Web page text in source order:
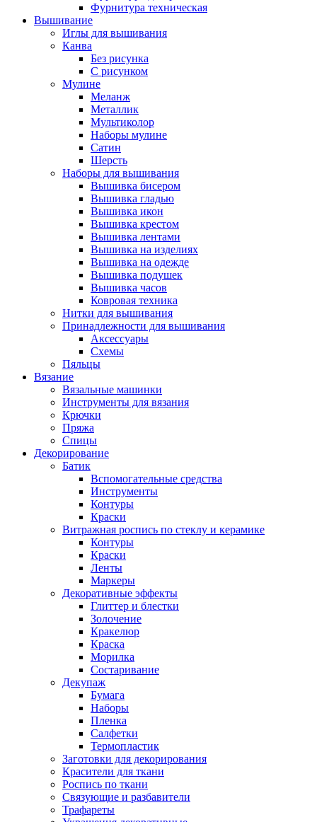
Фурнитура техническая
Вышивание
Иглы для вышивания
Канва
Без рисунка
С рисунком
Мулине
Меланж
Металлик
Мультиколор
Наборы мулине
Сатин
Шерсть
Наборы для вышивания
Вышивка бисером
Вышивка гладью
Вышивка икон
Вышивка крестом
Вышивка лентами
Вышивка на изделиях
Вышивка на одежде
Вышивка подушек
Вышивка часов
Ковровая техника
Нитки для вышивания
Принадлежности для вышивания
Аксессуары
Схемы
Пяльцы
Вязание
Вязальные машинки
Инструменты для вязания
Крючки
Пряжа
Спицы
Декорирование
Батик
Вспомогательные средства
Инструменты
Контуры
Краски
Витражная роспись по стеклу и керамике
Контуры
Краски
Ленты
Маркеры
Декоративные эффекты
Глиттер и блестки
Золочение
Кракелюр
Краска
Морилка
Состаривание
Декупаж
Бумага
Наборы
Пленка
Салфетки
Термопластик
Заготовки для декорирования
Красители для ткани
Роспись по ткани
Связующие и разбавители
Трафареты